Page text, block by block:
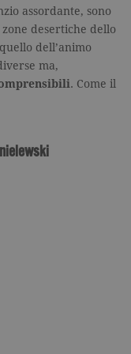
assordante, sono
desertiche dello
dell’animo
ma,
. Come il
Analytics.
Memorizza
aggiorna
valore
per ogni
utilizzato
contare e
1 minuto